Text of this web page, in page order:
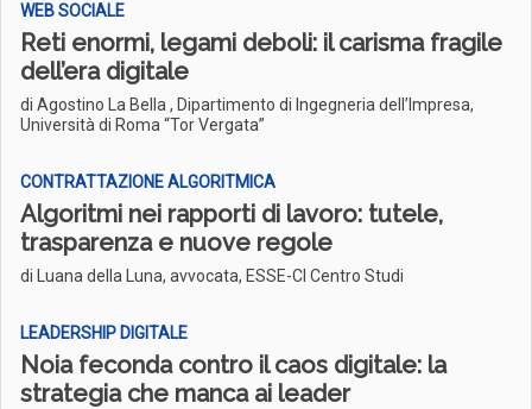
WEB SOCIALE
Reti enormi, legami deboli: il carisma fragile
dell’era digitale
di Agostino La Bella , Dipartimento di Ingegneria dell’Impresa,
Università di Roma “Tor Vergata”
CONTRATTAZIONE ALGORITMICA
Algoritmi nei rapporti di lavoro: tutele,
trasparenza e nuove regole
di Luana della Luna, avvocata, ESSE-CI Centro Studi
LEADERSHIP DIGITALE
Noia feconda contro il caos digitale: la
strategia che manca ai leader